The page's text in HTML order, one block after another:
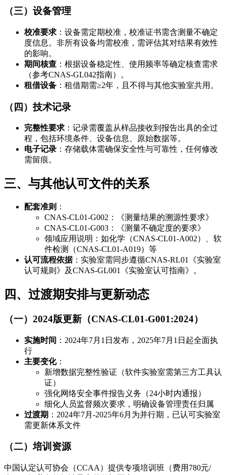
（三）设备管理
校准要求 ：设备需定期校准，校准证书需含测量不确定
度信息。非所有设备均需校准，需评估其对结果有效性
的影响。
期间核查 ：根据设备稳定性、使用频率等确定核查需求
（参考CNAS-GL042指南）。
租借设备 ：租借期需≥2年，且不得与其他实验室共用。
（四）技术记录
完整性要求 ：记录需覆盖从样品接收到报告出具的全过
程，包括环境条件、设备信息、原始数据等。
电子记录 ：存储载体需确保安全性与可靠性，任何修改
需留痕。
三、与其他认可文件的关系
配套准则 ：
CNAS-CL01-G002：《测量结果的溯源性要求》
CNAS-CL01-G003：《测量不确定度的要求》
领域应用说明：如化学（CNAS-CL01-A002）、软
件检测（CNAS-CL01-A019）等
认可流程依据：实验室需同步遵循CNAS-RL01《实验室
认可规则》及CNAS-GL001《实验室认可指南》。
四、过渡期安排与更新动态
（一）2024版更新（CNAS-CL01-G001:2024）
实施时间 ：2024年7月1日发布，2025年7月1日起全面执
行
主要变化：
新增数据完整性验证（软件实验室需第三方工具认
证）
强化网络安全事件报告义务（24小时内通报）
细化人员监督频次要求，明确设备管理责任归属
过渡期 ：2024年7月-2025年6月为并行期，已认可实验室
需更新体系文件
（二）培训资源
中国认定认可协会（CCAA）提供专项培训班（费用780元/